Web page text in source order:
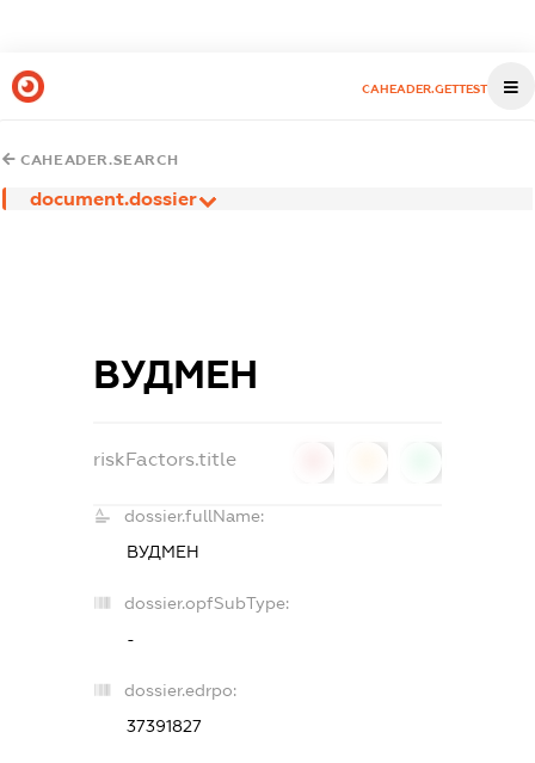
CAHEADER.GETTEST
CAHEADER.SEARCH
document.dossier
ВУДМЕН
riskFactors.title
dossier.fullName:
ВУДМЕН
dossier.opfSubType:
-
dossier.edrpo:
37391827